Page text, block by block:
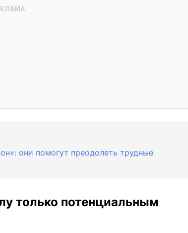
они помогут преодолеть трудные
только потенциальным